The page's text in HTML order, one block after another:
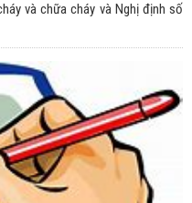
và chữa cháy và Nghị định số